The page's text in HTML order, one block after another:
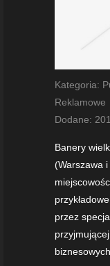
Kategoria:
Reklamowe
Dodane:
Banery
(Warszawa
przez